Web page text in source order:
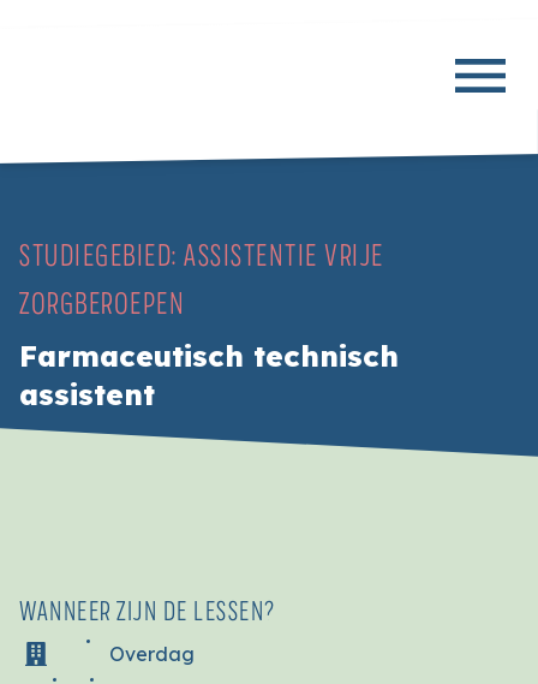
STUDIEGEBIED: ASSISTENTIE VRIJE
ZORGBEROEPEN
Farmaceutisch technisch
assistent
WANNEER ZIJN DE LESSEN?
Overdag